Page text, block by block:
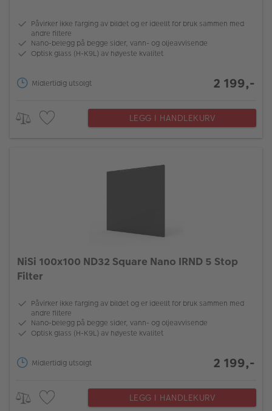
Påvirker ikke farging av bildet og er ideellt for bruk sammen med
andre filtere
Nano-belegg på begge sider, vann- og oljeavvisende
Optisk glass (H-K9L) av høyeste kvalitet
Midlertidig utsolgt 2 199,-
LEGG I HANDLEKURV
NiSi 100x100 ND32 Square Nano IRND 5 Stop
Filter
Påvirker ikke farging av bildet og er ideellt for bruk sammen med
andre filtere
Nano-belegg på begge sider, vann- og oljeavvisende
Optisk glass (H-K9L) av høyeste kvalitet
Midlertidig utsolgt 2 199,-
LEGG I HANDLEKURV